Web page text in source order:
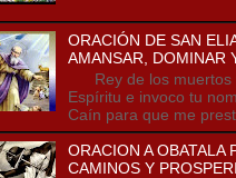
ORACIÓN DE SAN
AMANSAR, DOMINAR
Rey de los muertos
Espíritu e invoco tu
Caín para que me
ORACION A OBATALA
CAMINOS Y